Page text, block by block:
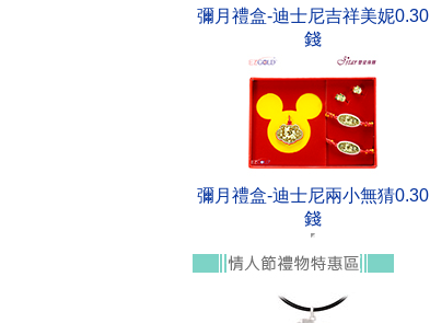
彌月禮盒-迪士尼吉祥美妮0.30
錢
彌月禮盒-迪士尼兩小無猜0.30
錢